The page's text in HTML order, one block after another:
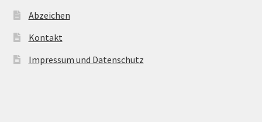
Abzeichen
Kontakt
Impressum und Datenschutz